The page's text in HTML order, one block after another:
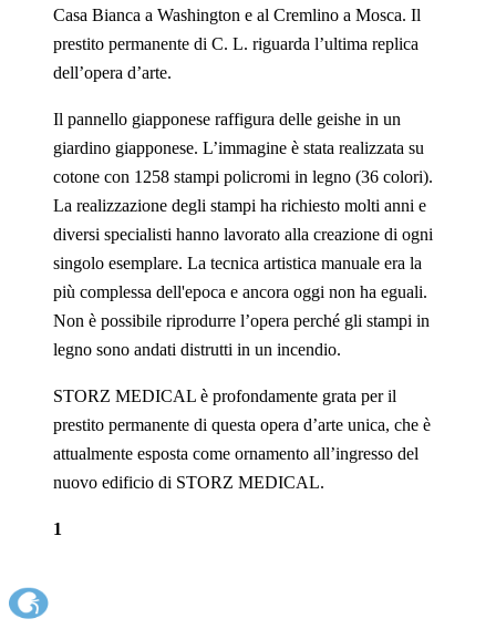
Casa Bianca a Washington e al Cremlino a Mosca. Il
prestito permanente di C. L. riguarda l’ultima replica
dell’opera d’arte.
Il pannello giapponese raffigura delle geishe in un
giardino giapponese. L’immagine è stata realizzata su
cotone con 1258 stampi policromi in legno (36 colori).
La realizzazione degli stampi ha richiesto molti anni e
diversi specialisti hanno lavorato alla creazione di ogni
singolo esemplare. La tecnica artistica manuale era la
più complessa dell'epoca e ancora oggi non ha eguali.
Non è possibile riprodurre l’opera perché gli stampi in
legno sono andati distrutti in un incendio.
STORZ MEDICAL è profondamente grata per il
prestito permanente di questa opera d’arte unica, che è
attualmente esposta come ornamento all’ingresso del
nuovo edificio di STORZ MEDICAL.
1